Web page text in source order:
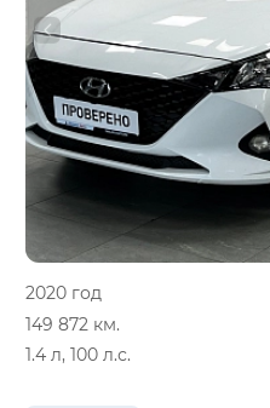
2020 год
149 872 км.
1.4 л, 100 л.с.